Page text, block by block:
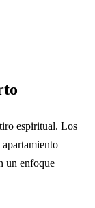
espiritual. Los
apartamiento
un enfoque